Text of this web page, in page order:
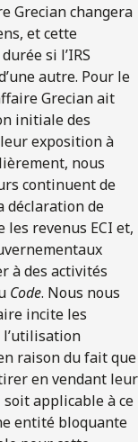
Grecian changera
et cette
si l’IRS
autre. Pour le
Grecian ait
initiale des
exposition à
nous
continuent de
déclaration de
les revenus ECI et,
à des activités
Code. Nous nous
incite les
l’utilisation
raison du fait que
en vendant leur
soit applicable à ce
entité bloquante